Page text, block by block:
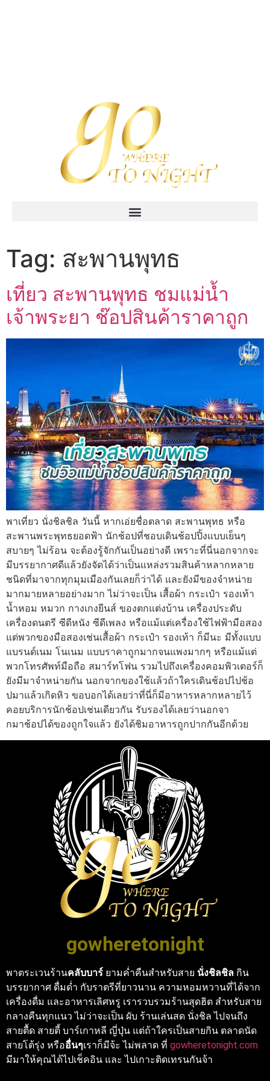
Tag: สะพานพุทธ
เที่ยว สะพานพุทธ ชมแม่น้ำ
เจ้าพระยา ช๊อปสินค้าราคาถูก
พาเที่ยว นั่งชิลชิล วันนี้ หากเอ่ยชื่อตลาด สะพานพุทธ หรือ
สะพานพระพุทธยอดฟ้า นักช้อปที่ชอบเดินช้อปปิ้งแบบเย็นๆ
สบายๆ ไม่ร้อน จะต้องรู้จักกันเป็นอย่างดี เพราะที่นี่นอกจากจะ
มีบรรยากาศดีแล้วยังจัดได้ว่าเป็นแหล่งรวมสินค้าหลากหลาย
ชนิดที่มาจากทุกมุมเมืองกันเลยก็ว่าได้ และยังมีของจำหน่าย
มากมายหลายอย่างมาก ไม่ว่าจะเป็น เสื้อผ้า กระเป๋า รองเท้า
น้ำหอม หมวก กางเกงยีนส์ ของตกแต่งบ้าน เครื่องประดับ
เครื่องดนตรี ซีดีหนัง ซีดีเพลง หรือแม้แต่เครื่องใช้ไฟฟ้ามือสอง
แต่พวกของมือสองเช่นเสื้อผ้า กระเป๋า รองเท้า ก็มีนะ มีทั้งแบบ
แบรนด์เนม โนเนม แบบราคาถูกมากจนแพงมากๆ หรือแม้แต่
พวกโทรศัพท์มือถือ สมาร์ทโฟน รวมไปถึงเครื่องคอมพิวเตอร์ก็
ยังมีมาจำหน่ายกัน นอกจากของใช้แล้วถ้าใครเดินช้อปไปช้อ
ปมาแล้วเกิดหิว ขอบอกได้เลยว่าที่นี่ก็มีอาหารหลากหลายไว้
คอยบริการนักช้อปเช่นเดียวกัน รับรองได้เลยว่านอกจา
กมาช้อปได้ของถูกใจแล้ว ยังได้ชิมอาหารถูกปากกันอีกด้วย
gowheretonight
พาตระเวนร้านคลับบาร์ ยามค่ำคืนสำหรับสาย นั่งชิลชิล กิน
บรรยากาศ ดื่มด่ำ กับราตรีที่ยาวนาน ความหอมหวานที่ได้จาก
เครื่องดื่ม และอาหารเลิศหรู เรารวบรวมร้านสุดฮิต สำหรับสาย
กลางคืนทุกแนว ไม่ว่าจะเป็น ผับ ร้านเล่นสด นั่งชิล ไปจนถึง
สายตื้ด สายตี้ บาร์เกาหลี ญี่ปุ่น แต่ถ้าใครเป็นสายกิน ตลาดนัด
สายโต้รุ่ง หรืออื่นๆเราก็มีจ้ะ ไม่พลาด ที่ gowheretonight.com
มีมาให้คุณได้ไปเช็คอิน และ ไปเกาะติดเทรนกันจ้า